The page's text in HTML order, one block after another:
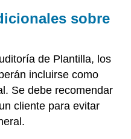
sobre
de Plantilla, los
incluirse como
Se debe recomendar
cliente para evitar